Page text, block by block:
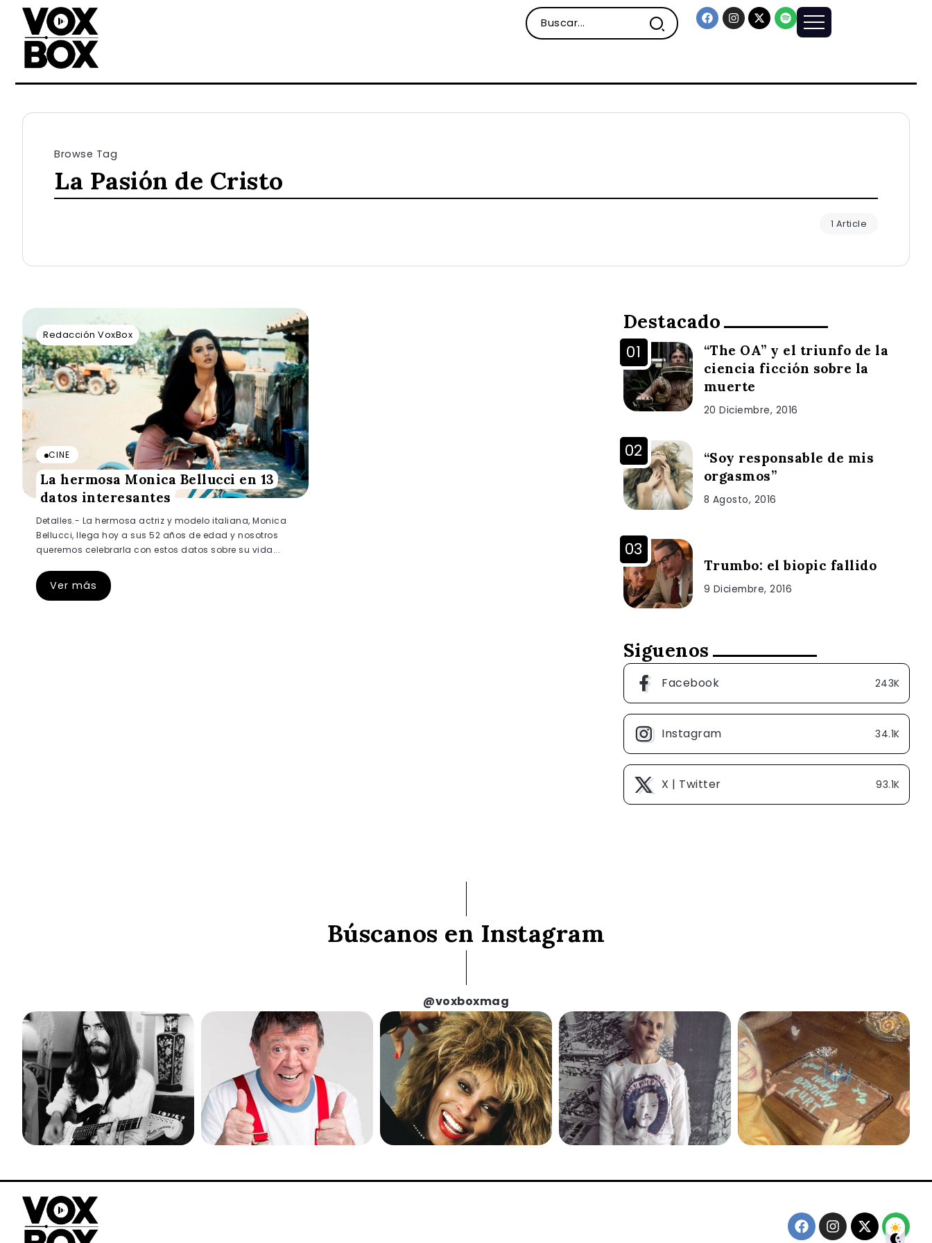
Browse Tag
La Pasión de Cristo
1 Article
Redacción VoxBox
CINE
La hermosa Monica Bellucci en 13
datos interesantes
Detalles.- La hermosa actriz y modelo italiana, Monica
Bellucci, llega hoy a sus 52 años de edad y nosotros
queremos celebrarla con estos datos sobre su vida...
Ver más
Destacado
“The OA” y el triunfo de la
ciencia ficción sobre la
muerte
20 Diciembre, 2016
“Soy responsable de mis
orgasmos”
8 Agosto, 2016
Trumbo: el biopic fallido
9 Diciembre, 2016
Siguenos
Facebook 243K
Instagram 34.1K
X | Twitter 93.1K
Búscanos en Instagram
@voxboxmag